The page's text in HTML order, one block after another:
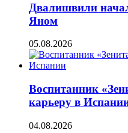
Двалишвили
Яном
05.08.2026
Воспитанник
карьеру в
04.08.2026